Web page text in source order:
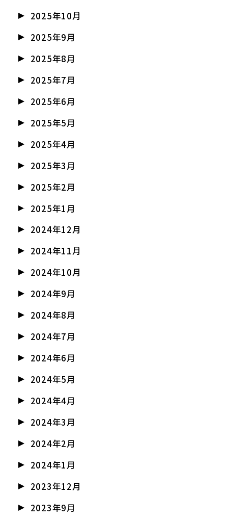
2025年10月
2025年9月
2025年8月
2025年7月
2025年6月
2025年5月
2025年4月
2025年3月
2025年2月
2025年1月
2024年12月
2024年11月
2024年10月
2024年9月
2024年8月
2024年7月
2024年6月
2024年5月
2024年4月
2024年3月
2024年2月
2024年1月
2023年12月
2023年9月